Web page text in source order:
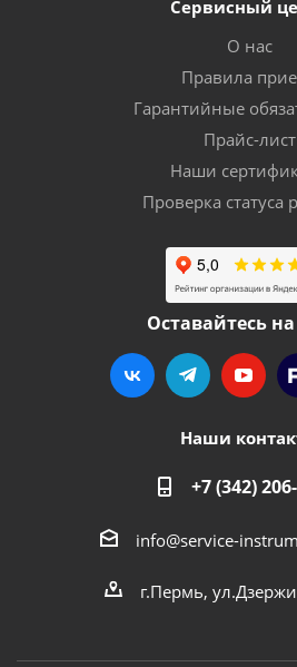
Сервисный
О нас
Правила
Гарантийные
Прайс-лист
Наши
Проверка статуса
Оставайтесь
Наши
+7 (342)
info@service-
г.Пермь,